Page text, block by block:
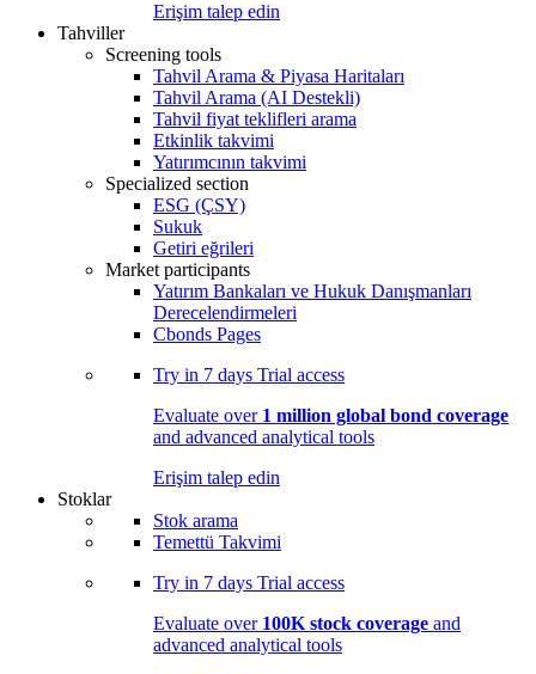
Erişim talep edin
Tahviller
Screening tools
Tahvil Arama & Piyasa Haritaları
Tahvil Arama (AI Destekli)
Tahvil fiyat teklifleri arama
Etkinlik takvimi
Yatırımcının takvimi
Specialized section
ESG (ÇSY)
Sukuk
Getiri eğrileri
Market participants
Yatırım Bankaları ve Hukuk Danışmanları
Derecelendirmeleri
Cbonds Pages
Try in 7 days Trial access
Evaluate over 1 million global bond coverage
and advanced analytical tools
Erişim talep edin
Stoklar
Stok arama
Temettü Takvimi
Try in 7 days Trial access
Evaluate over 100K stock coverage and
advanced analytical tools